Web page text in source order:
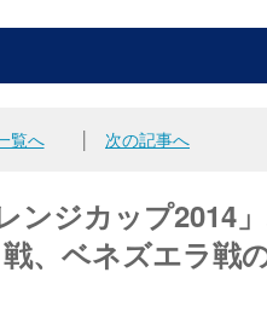
覧へ 次の記事へ
ンジカップ2014
、ベネズエラ戦